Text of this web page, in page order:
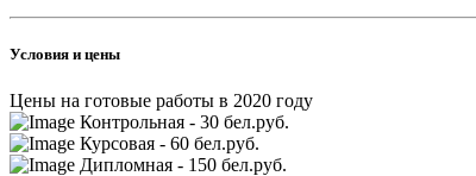
Условия и цены
Цены на готовые работы в 2020 году
Контрольная - 30 бел.руб.
Курсовая - 60 бел.руб.
Дипломная - 150 бел.руб.